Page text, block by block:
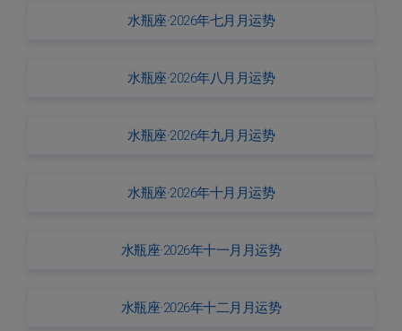
水瓶座·2026年七月月运势
水瓶座·2026年八月月运势
水瓶座·2026年九月月运势
水瓶座·2026年十月月运势
水瓶座·2026年十一月月运势
水瓶座·2026年十二月月运势